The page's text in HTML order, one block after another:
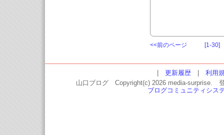
<<前のページ [1-30]
更新履歴| 利用
山口ブログ Copyright(c) 2026 media-surprise.
ブログコミュニティシ